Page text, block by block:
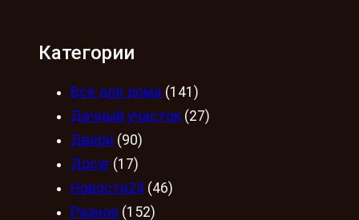
Категории
Всё для дома (141)
Дачный участок (27)
Двери (90)
Досуг (17)
Новости24 (46)
Разное (152)